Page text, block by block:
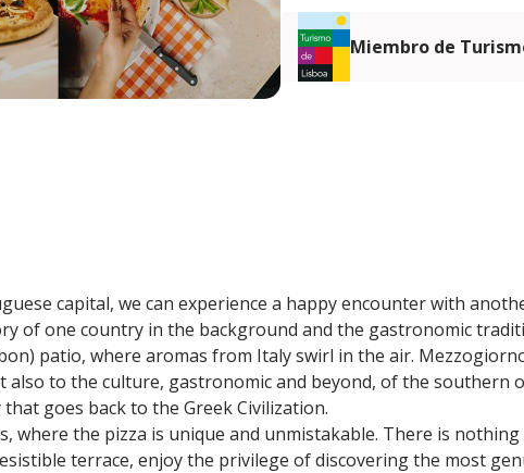
Miembro de
capital, we can experience a happy encounter with
of one country in the background and the gastronomic
patio, where aromas from Italy swirl in the air.
also to the culture, gastronomic and beyond, of the southern
goes back to the Greek Civilization.
where the pizza is unique and unmistakable. There is
terrace, enjoy the privilege of discovering the most